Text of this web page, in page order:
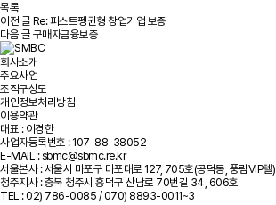
목록
이전 글 Re: 퍼스트펭귄형 창업기업 보증
다음 글 구매자금융보증
회사소개
주요사업
조직구성도
개인정보처리방침
이용약관
대표 : 이경한
사업자등록번호 : 107-88-38052
E-MAIL : sbmc@sbmc.re.kr
서울본사 : 서울시 마포구 마포대로 127, 705호(공덕동, 풍림VIP텔)
청주지사 : 충북 청주시 흥덕구 산남로 70번길 34, 606호
TEL : 02) 786-0085 / 070) 8893-0011~3